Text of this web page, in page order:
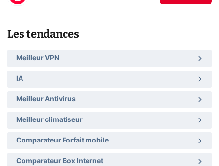
Les tendances
Meilleur VPN
IA
Meilleur Antivirus
Meilleur climatiseur
Comparateur Forfait mobile
Comparateur Box Internet